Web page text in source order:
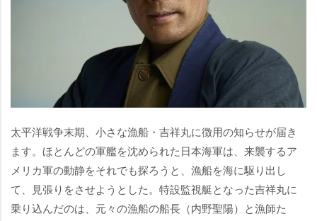
太平洋戦争末期、小さな漁船・吉祥丸に徴用の知らせが届き
ます。ほとんどの軍艦を沈められた日本海軍は、来襲するア
メリカ軍の動静をそれでも探ろうと、漁船を海に駆り出し
て、見張りをさせようとした。特設監視艇となった吉祥丸に
乗り込んだのは、元々の漁船の船長（内野聖陽）と漁師た